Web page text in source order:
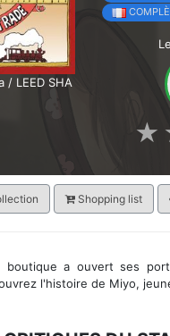
/ LEED SHA
★
Shopping list
boutique a ouvert ses
l'histoire de Miyo,